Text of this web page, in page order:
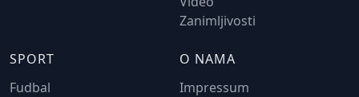
Zanimljivosti
SPORT
Fudbal
O NAMA
Impressum